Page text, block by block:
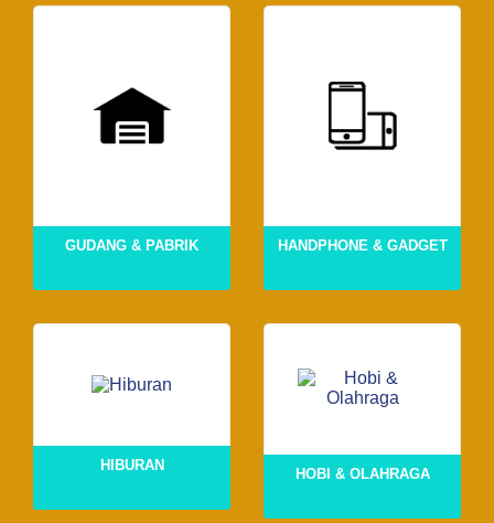
GUDANG & PABRIK HANDPHONE & GADGET
HIBURAN
HOBI & OLAHRAGA